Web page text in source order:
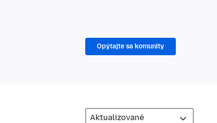
Opýtajte sa komunity